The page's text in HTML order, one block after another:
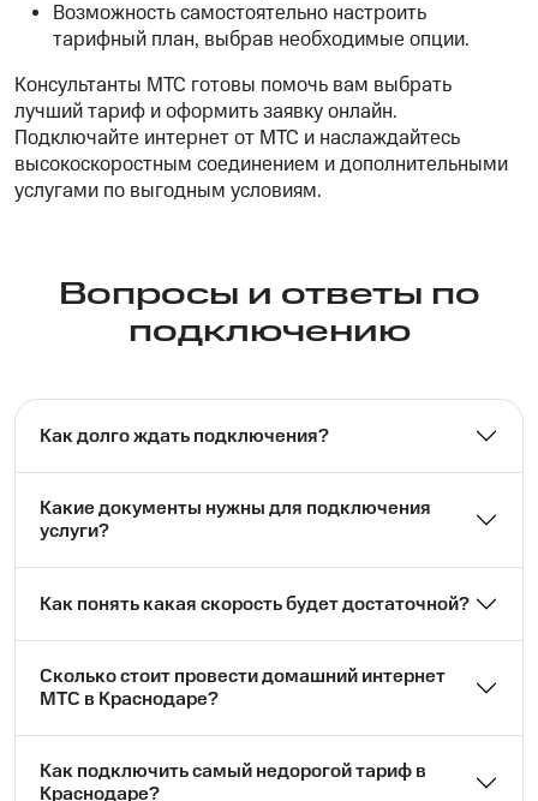
Возможность самостоятельно настроить
тарифный план, выбрав необходимые опции.
Консультанты МТС готовы помочь вам выбрать
лучший тариф и оформить заявку онлайн.
Подключайте интернет от МТС и наслаждайтесь
высокоскоростным соединением и дополнительными
услугами по выгодным условиям.
Вопросы и ответы по
подключению
Как долго ждать подключения?
Какие документы нужны для подключения
услуги?
Как понять какая скорость будет достаточной?
Сколько стоит провести домашний интернет
МТС в Краснодаре?
Как подключить самый недорогой тариф в
Краснодаре?